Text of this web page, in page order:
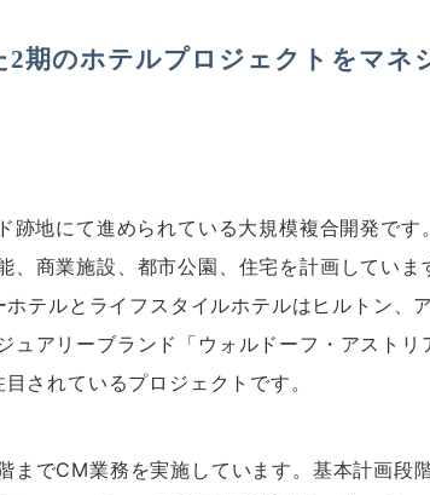
期のホテルプロジェクトをマネ
跡地にて進められている大規模複合開発で
商業施設、都市公園、住宅を計画してい
テルとライフスタイルホテルはヒルトン、
アリーブランド「ウォルドーフ・アスト
されているプロジェクトです。
でCM業務を実施しています。基本計画段